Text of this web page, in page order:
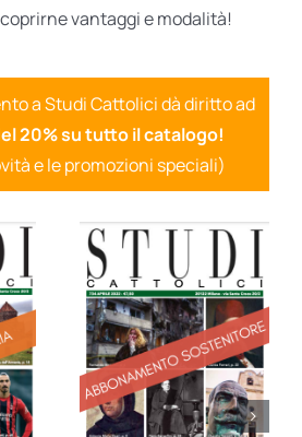
vantaggi e modalità!
a Studi Cattolici dà diritto ad
20% su tutto il catalogo!
e le promozioni speciali)